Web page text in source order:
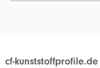
cf-kunststoffprofile.de